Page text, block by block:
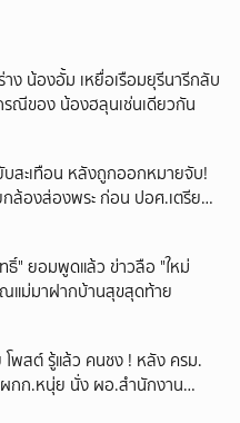
ง น้องอั้ม เหยื่อเรือมยุรีนารีกลับ
ณีของ น้องฮลุนเช่นเดียวกัน
บสะเทือน หลังถูกออกหมายจับ!
กล้องส่องพระ ก่อน ปอศ.เตรียม
" ยอมพูดแล้ว ข่าวลือ "ใหม่
ณแม่มาฝากบ้านสุขสุดท้าย
พสต์ รู้แล้ว คนชง ! หลัง ครม.
กก.หนุ่ย นั่ง ผอ.สำนักงาน